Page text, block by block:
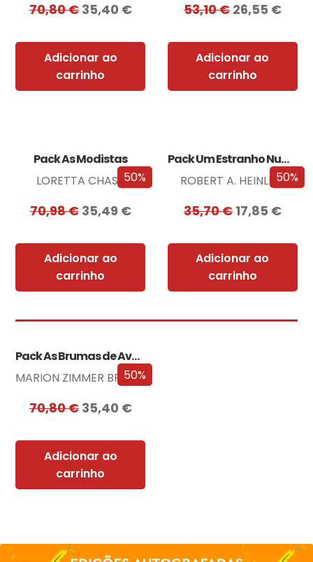
70,80€ 35,40 €
Adicionar ao
carrinho
53,10€ 26,55 €
Adicionar ao
carrinho
50%
Pack As Modistas
LORETTA CHASE
70,98€ 35,49 €
Adicionar ao
carrinho
50%
Pack Um Estranho Numa Terra Estranha
ROBERT A. HEINLEIN
35,70€ 17,85 €
Adicionar ao
carrinho
50%
Pack As Brumas de Avalon
MARION ZIMMER BRADLEY
70,80€ 35,40 €
Adicionar ao
carrinho